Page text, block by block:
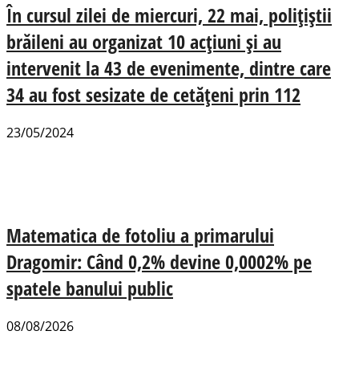
În cursul zilei de miercuri, 22 mai, polițiștii
brăileni au organizat 10 acțiuni și au
intervenit la 43 de evenimente, dintre care
34 au fost sesizate de cetățeni prin 112
23/05/2024
Matematica de fotoliu a primarului
Dragomir: Când 0,2% devine 0,0002% pe
spatele banului public
08/08/2026